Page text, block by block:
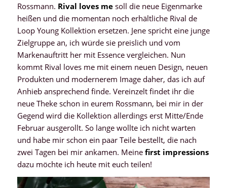
Rossmann. Rival loves mesoll die neue Eigenmarke
heißen und die momentan noch erhältliche Rival de
Loop Young Kollektion ersetzen. Jene spricht eine junge
Zielgruppe an, ich würde sie preislich und vom
Markenauftritt her mit Essence vergleichen. Nun
kommt Rival loves me mit einem neuen Design, neuen
Produkten und modernerem Image daher, das ich auf
Anhieb ansprechend finde. Vereinzelt findet ihr die
neue Theke schon in eurem Rossmann, bei mir in der
Gegend wird die Kollektion allerdings erst Mitte/Ende
Februar ausgerollt. So lange wollte ich nicht warten
und habe mir schon ein paar Teile bestellt, die nach
zwei Tagen bei mir ankamen. Meine first impressions
dazu möchte ich heute mit euch teilen!